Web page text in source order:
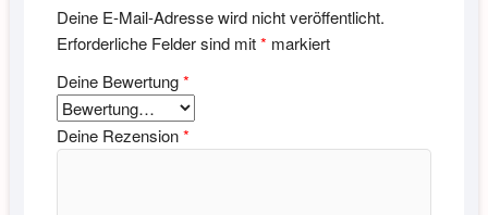
Deine E-Mail-Adresse wird nicht veröffentlicht.
Erforderliche Felder sind mit* markiert
Deine Bewertung*
Deine Rezension*